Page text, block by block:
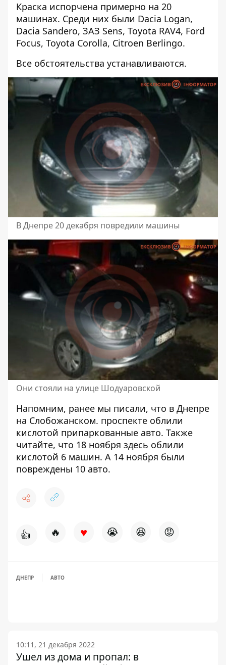
Краска испорчена примерно на 20
машинах. Среди них были Dacia Logan,
Dacia Sandero, ЗАЗ Sens, Toyota RAV4, Ford
Focus, Toyota Corolla, Citroen Berlingo.
Все обстоятельства устанавливаются.
В Днепре 20 декабря повредили машины
Они стояли на улице Шодуаровской
Напомним, ранее мы писали, что в Днепре
на Слобожанском. проспекте облили
кислотой припаркованные авто. Также
читайте, что 18 ноября здесь облили
кислотой 6 машин. А 14 ноября были
повреждены 10 авто.
👍 🔥 ♥ 😭 😆 😡
ДНЕПР АВТО
10:11, 21 декабря 2022
Ушел из дома и пропал: в